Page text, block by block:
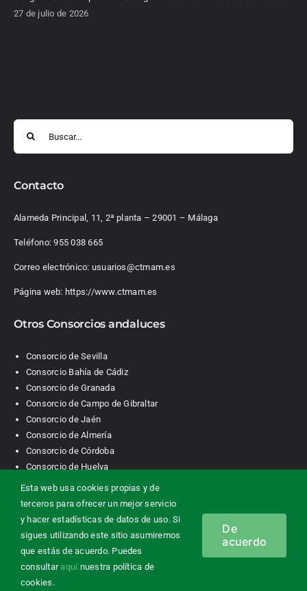
27 de julio de 2026
Contacto
Alameda Principal, 11, 2ª planta – 29001 – Málaga
Teléfono:955 038 665
Correo electrónico: usuarios@ctmam.es
Página web: https://www.ctmam.es
Otros Consorcios andaluces
Consorcio de Sevilla
Consorcio Bahía de Cádiz
Consorcio de Granada
Consorcio de Campo de Gibraltar
Consorcio de Jaén
Consorcio de Almería
Consorcio de Córdoba
Consorcio de Huelva
Consorcio de Transporte Metropolitano. Área de Málaga |
Contacto| Información legal Política de privacidad|
Esta web usa cookies propias y de
terceros para ofrecer un mejor servicio
y hacer estadísticas de datos de uso. Si
sigues utilizando este sitio asumiremos
que estás de acuerdo. Puedes
consultar aquí nuestra política de
cookies.
De
acuerdo